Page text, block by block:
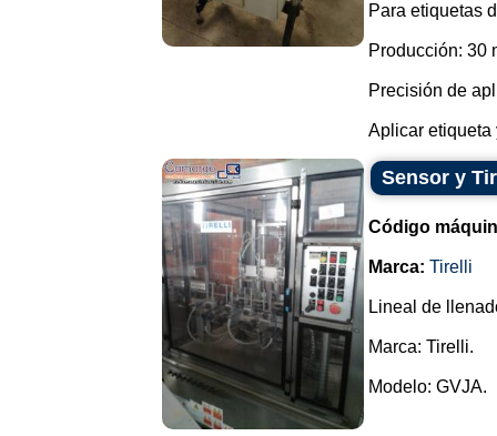
Para etiquetas
Producción: 30
Precisión de
Aplicar etiqueta
Sensor y
Código
Marca: Tirelli
Lineal de
Marca: Tirelli.
Modelo: GVJA.